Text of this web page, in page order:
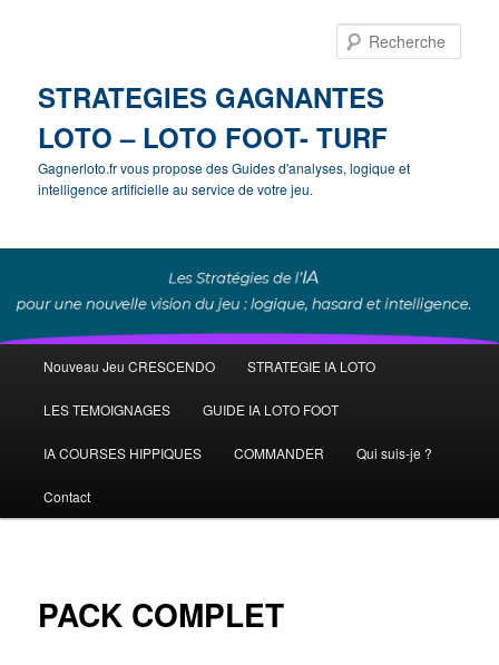
STRATEGIES GAGNANTES
LOTO – LOTO FOOT- TURF
Gagnerloto.fr vous propose des Guides d'analyses, logique et
intelligence artificielle au service de votre jeu.
principal
Aller
au
contenu
Nouveau Jeu CRESCENDO STRATEGIE IA LOTO
LES TEMOIGNAGES GUIDE IA LOTO FOOT
IA COURSES HIPPIQUES COMMANDER Qui suis-je ?
Contact
PACK COMPLET